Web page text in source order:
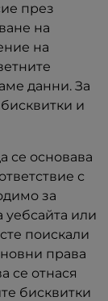
през
на
на
данни. За
и
се основава
с
за
уебсайта или
поискали
права
се отнася
бисквитки